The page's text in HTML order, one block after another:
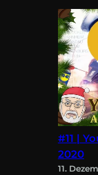
#11 |
2020
11.